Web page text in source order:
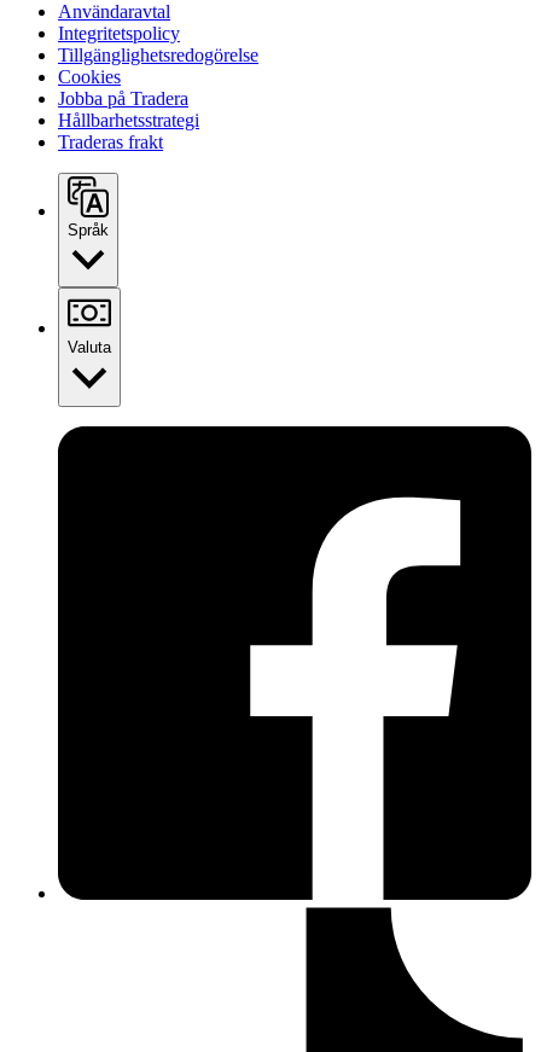
Användaravtal
Integritetspolicy
Tillgänglighetsredogörelse
Cookies
Jobba på Tradera
Hållbarhetsstrategi
Traderas frakt
Språk
Valuta